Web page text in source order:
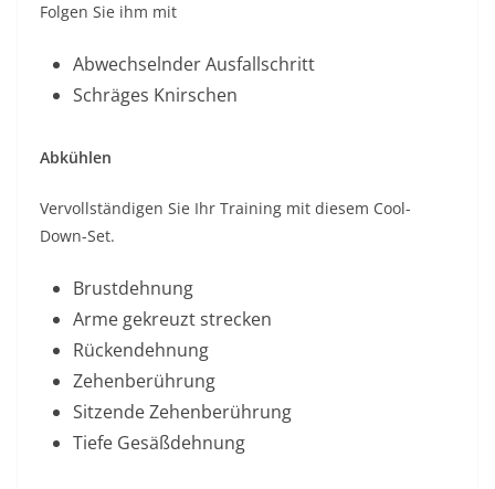
Folgen Sie ihm mit
Abwechselnder Ausfallschritt
Schräges Knirschen
Abkühlen
Vervollständigen Sie Ihr Training mit diesem Cool-
Down-Set.
Brustdehnung
Arme gekreuzt strecken
Rückendehnung
Zehenberührung
Sitzende Zehenberührung
Tiefe Gesäßdehnung